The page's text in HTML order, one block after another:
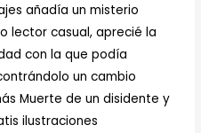
añadía un misterio
lector casual, aprecié la
con la que podía
un cambio
Muerte de un disidente y
ilustraciones